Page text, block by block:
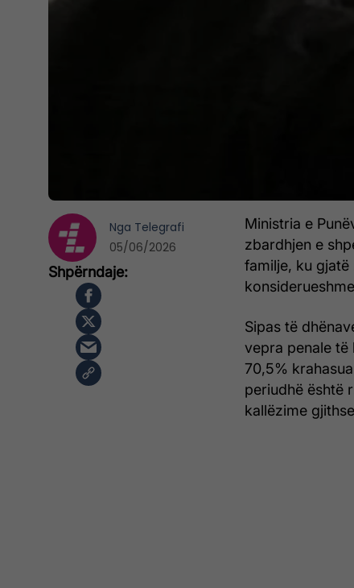
Ministria e
zbardhjen e
familje, ku
Sipas të
vepra penale të
70,5%
periudhë është
kallëzime
Nga Telegrafi
05/06/2026